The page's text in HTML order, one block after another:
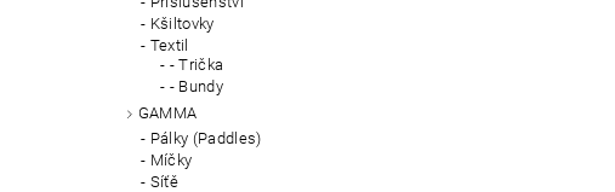
Kšiltovky
Textil
- Trička
- Bundy
GAMMA
Pálky (Paddles)
Míčky
Síťě